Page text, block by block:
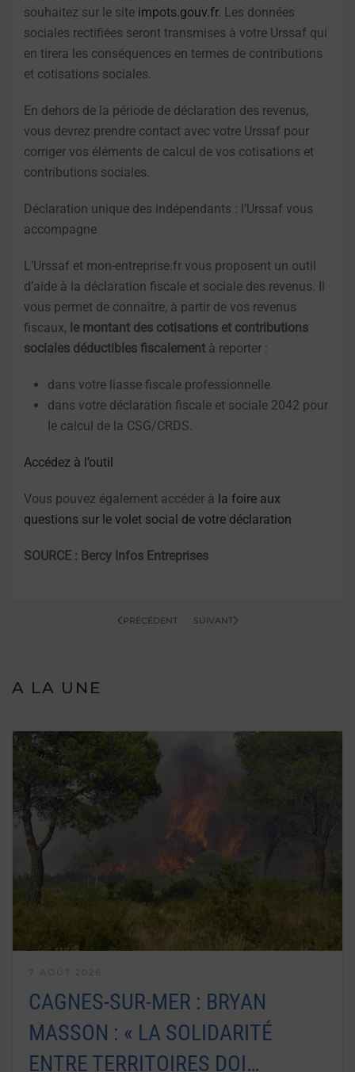
souhaitez sur le site impots.gouv.fr. Les données
sociales rectifiées seront transmises à votre Urssaf qui
en tirera les conséquences en termes de contributions
et cotisations sociales.
En dehors de la période de déclaration des revenus,
vous devrez prendre contact avec votre Urssaf pour
corriger vos éléments de calcul de vos cotisations et
contributions sociales.
Déclaration unique des indépendants : l’Urssaf vous
accompagne
L’Urssaf et mon-entreprise.fr vous proposent un outil
d’aide à la déclaration fiscale et sociale des revenus. Il
vous permet de connaître, à partir de vos revenus
fiscaux, le montant des cotisations et contributions
sociales déductibles fiscalement à reporter :
dans votre liasse fiscale professionnelle
dans votre déclaration fiscale et sociale 2042 pour
le calcul de la CSG/CRDS.
Accédez à l’outil
Vous pouvez également accéder à la foire aux
questions sur le volet social de votre déclaration
SOURCE : Bercy Infos Entreprises
PRÉCÉDENT SUIVANT
A LA UNE
CAGNES-SUR-MER : BRYAN
MASSON : « LA SOLIDARITÉ
ENTRE TERRITOIRES DOI…